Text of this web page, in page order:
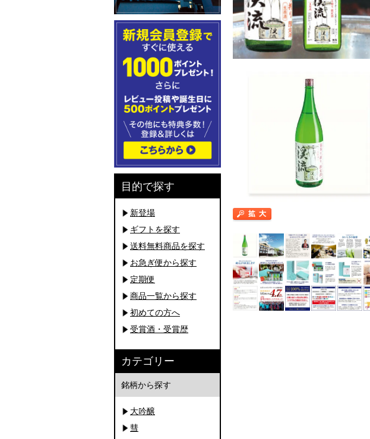
目的で探す
新登場
ギフトを探す
送料無料商品を探す
お急ぎ便から探す
定期便
商品一覧から探す
初めての方へ
受賞酒・受賞歴
カテゴリー
銘柄から探す
大吟醸
彗